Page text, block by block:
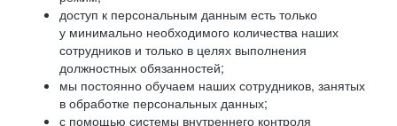
доступ к персональным данным есть только
у минимально необходимого количества наших
сотрудников и только в целях выполнения
должностных обязанностей;
мы постоянно обучаем наших сотрудников, занятых
в обработке персональных данных;
с помощью системы внутреннего контроля